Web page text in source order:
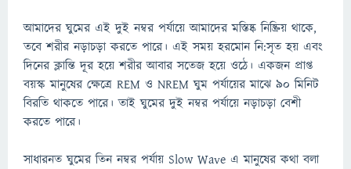
আমাদের ঘুমের এই দুই নম্বর পর্যায়ে আমাদের মস্তিষ্ক নিষ্ক্রিয় থাকে,
তবে শরীর নড়াচড়া করতে পারে। এই সময় হরমোন নি:সৃত হয় এবং
দিনের ক্লান্তি দূর হয়ে শরীর আবার সতেজ হয়ে ওঠে। একজন প্রাপ্ত
বয়স্ক মানুষের ক্ষেত্রে REM ও NREM ঘুম পর্যায়ের মাঝে ৯০ মিনিট
বিরতি থাকতে পারে। তাই ঘুমের দুই নম্বর পর্যায়ে নড়াচড়া বেশী
করতে পারে।
সাধারনত ঘুমের তিন নম্বর পর্যায় Slow Wave এ মানুষের কথা বলা